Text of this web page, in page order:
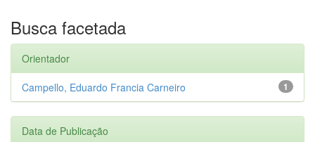
Busca facetada
Orientador
1
Campello, Eduardo Francia Carneiro
Data de Publicação